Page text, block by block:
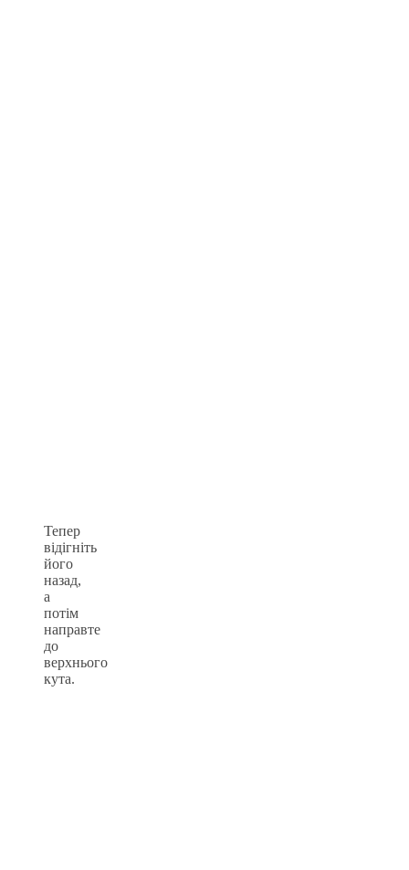
Тепер
відігніть
його
назад,
а
потім
направте
до
верхнього
кута.